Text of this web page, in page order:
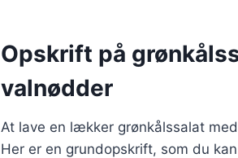
Opskrift på
valnødder
At lave en lækker grønkålssalat
Her er en grundopskrift, som du